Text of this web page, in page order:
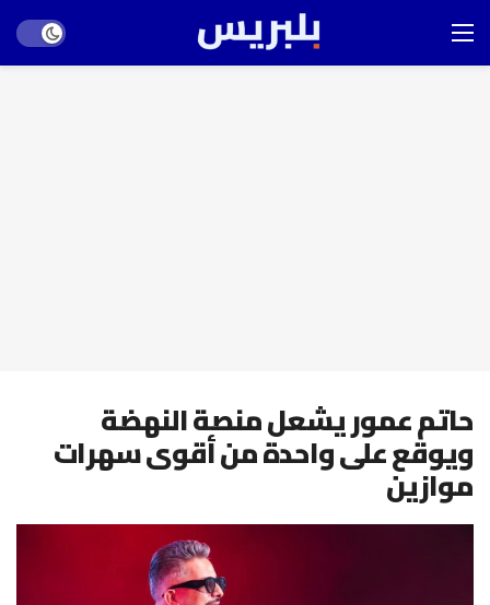
mode
حاتم عمور يشعل منصة النهضة
ويوقع على واحدة من أقوى سهرات
موازين